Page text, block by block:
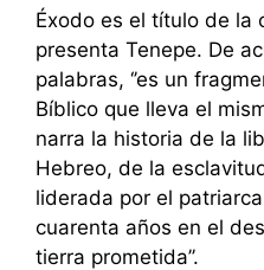
Éxodo es el título de la
presenta Tenepe. De
palabras, ‘’es un
Bíblico que lleva el
narra la historia de la
Hebreo, de la
liderada por el
cuarenta años en el
tierra prometida’’.